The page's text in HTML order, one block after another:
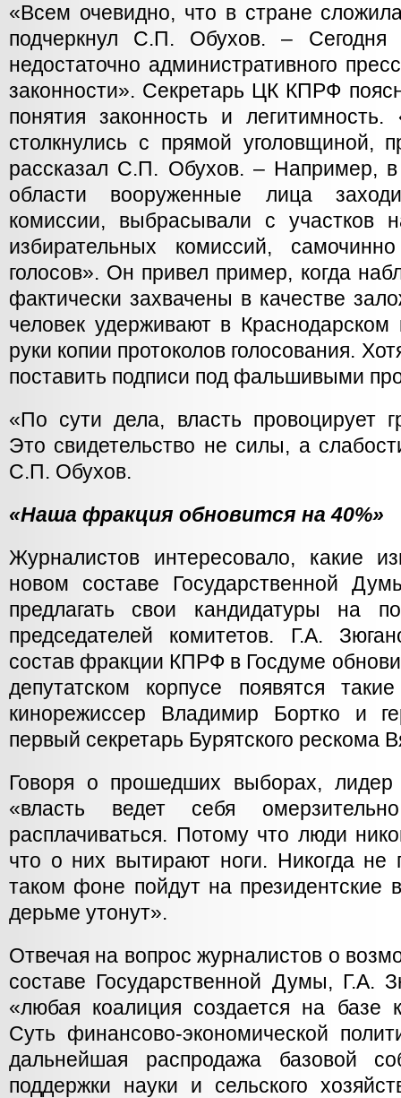
«Всем очевидно, что в стране
подчеркнул С.П. Обухов. –
недостаточно административного
законности». Секретарь ЦК КПРФ
понятия законность и
столкнулись с прямой уголовщиной,
рассказал С.П. Обухов. – Например,
области вооруженные лица
комиссии, выбрасывали с участков
избирательных комиссий,
голосов». Он привел пример, когда
фактически захвачены в качестве
человек удерживают в
руки копии протоколов голосования.
поставить подписи под фальшивыми
«По сути дела, власть провоцирует
Это свидетельство не силы, а
С.П. Обухов.
«Наша фракция обновится на 40%»
Журналистов интересовало, какие
новом составе Государственной
предлагать свои кандидатуры на
председателей комитетов. Г.А.
состав фракции КПРФ в Госдуме
депутатском корпусе появятся
кинорежиссер Владимир Бортко и
первый секретарь Бурятского рескома
Говоря о прошедших выборах,
«власть ведет себя
расплачиваться. Потому что люди
что о них вытирают ноги. Никогда не
таком фоне пойдут на
дерьме утонут».
Отвечая на вопрос журналистов о
составе Государственной Думы, Г.А.
«любая коалиция создается на базе
Суть финансово-экономической
дальнейшая распродажа базовой
поддержки науки и сельского